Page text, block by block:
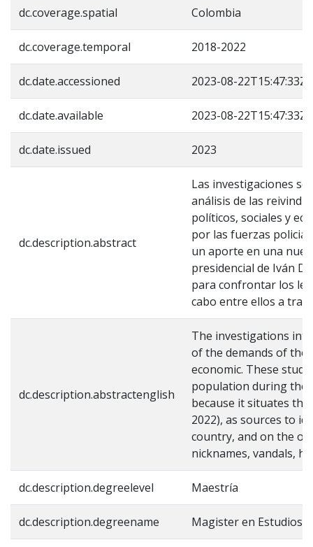
dc.coverage.spatial Colombia
dc.coverage.temporal 2018-2022
dc.date.accessioned 2023-08-22T15:47:33Z
dc.date.available 2023-08-22T15:47:33Z
dc.date.issued 2023
dc.description.abstract
Las investigaciones
análisis de las
políticos, sociales y
por las fuerzas
un aporte en una
presidencial de Iván
para confrontar los
cabo entre ellos a
dc.description.abstractenglish
The investigations
of the demands of the
economic. These
population during the
because it situates
2022), as sources to
country, and on the
nicknames, vandals,
dc.description.degreelevel Maestría
dc.description.degreename Magister en Estudios